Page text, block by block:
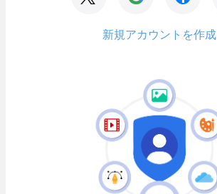
新規アカウントを作成